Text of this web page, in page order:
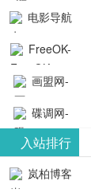
航-办公运营
电影导航
- 免费看电影
就来这！ | 快
导航网-免费
看电影就来
这！收录大
量免费看电
影网站！
FreeOK-
FreeOK影视
官网-最新影
视资源|追剧
也很卷
画盟网-
画师联盟官
网
_huashilm.com_
动漫综合
碟调网-
碟调网为您
提供最新电
视剧和2025
入站排行
岚柏博客